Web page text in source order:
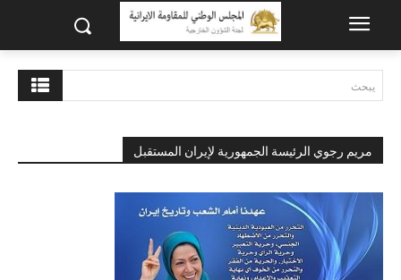
يبحث
مريم رجوي الرئيسة الجمهورية لإيران المستقبل